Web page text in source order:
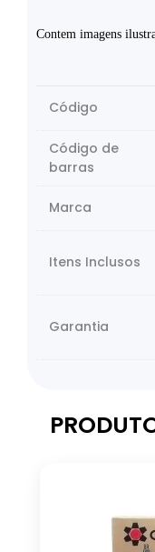
Contem imagens
Código
Código de
barras
Marca
Itens Inclusos
Garantia